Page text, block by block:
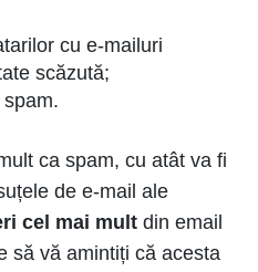
cu e-mailuri
scăzută;
ca spam, cu atât va fi
de e-mail ale
cel mai mult din email
să vă amintiți că acesta